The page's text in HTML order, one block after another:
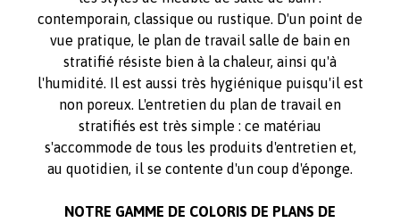
contemporain, classique ou rustique. D'un point de
vue pratique, le plan de travail salle de bain en
stratifié résiste bien à la chaleur, ainsi qu'à
l'humidité. Il est aussi très hygiénique puisqu'il est
non poreux. L'entretien du plan de travail en
stratifiés est très simple : ce matériau
s'accommode de tous les produits d'entretien et,
au quotidien, il se contente d'un coup d'éponge.
NOTRE GAMME DE COLORIS DE PLANS DE